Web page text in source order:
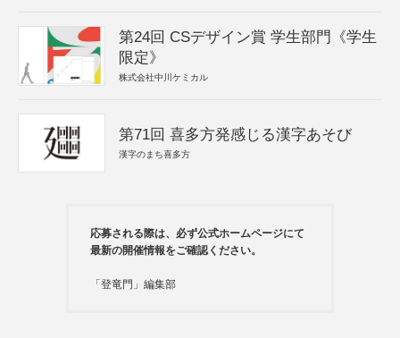
第24回 CSデザイン賞 学生部門《学生
限定》
株式会社中川ケミカル
第71回 喜多方発感じる漢字あそび
漢字のまち喜多方
応募される際は、必ず公式ホームページにて
最新の開催情報をご確認ください。
「登竜門」編集部